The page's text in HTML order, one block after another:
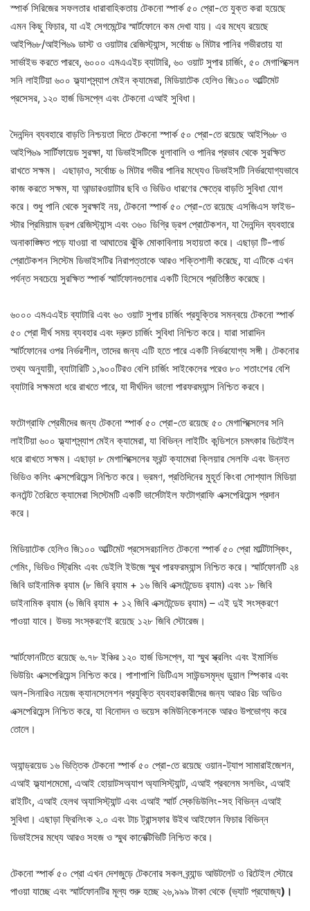
স্পার্ক সিরিজের সফলতার ধারাবাহিকতায় টেকনো স্পার্ক ৫০ প্রো-তে যুক্ত করা হয়েছে
এমন কিছু ফিচার, যা এই সেগমেন্টের স্মার্টফোনে কম দেখা যায়। এর মধ্যে রয়েছে
আইপি৬৮/আইপি৬৯ ডাস্ট ও ওয়াটার রেজিস্ট্যান্স, সর্বোচ্চ ৬ মিটার পানির গভীরতায় যা
সার্ভাইভ করতে পারবে, ৬০০০ এমএএইচ ব্যাটারি, ৬০ ওয়াট সুপার চার্জিং, ৫০ মেগাপিক্সেল
সনি লাইটিয়া ৬০০ ফ্ল্যাশস্ন্যাপ মেইন ক্যামেরা, মিডিয়াটেক হেলিও জি১০০ আল্টিমেট
প্রসেসর, ১২০ হার্জ ডিসপ্লে এবং টেকনো এআই সুবিধা।
দৈনন্দিন ব্যবহারে বাড়তি নিশ্চয়তা দিতে টেকনো স্পার্ক ৫০ প্রো-তে রয়েছে আইপি৬৮ ও
আইপি৬৯ সার্টিফায়েড সুরক্ষা, যা ডিভাইসটিকে ধুলাবালি ও পানির প্রভাব থেকে সুরক্ষিত
রাখতে সক্ষম। এছাড়াও, সর্বোচ্চ ৬ মিটার গভীর পানির মধ্যেও ডিভাইসটি নির্ভরযোগ্যভাবে
কাজ করতে সক্ষম, যা আন্ডারওয়াটার ছবি ও ভিডিও ধারণের ক্ষেত্রে বাড়তি সুবিধা যোগ
করে। শুধু পানি থেকে সুরক্ষাই নয়, টেকনো স্পার্ক ৫০ প্রো-তে রয়েছে এসজিএস ফাইভ-
স্টার প্রিমিয়াম ড্রপ রেজিস্ট্যান্স এবং ৩৬০ ডিগ্রি ড্রপ প্রোটেকশন, যা দৈনন্দিন ব্যবহারে
অনাকাঙ্ক্ষিত পড়ে যাওয়া বা আঘাতের ঝুঁকি মোকাবিলায় সহায়তা করে। এছাড়া টি-গার্ড
প্রোটেকশন সিস্টেম ডিভাইসটির নিরাপত্তাকে আরও শক্তিশালী করেছে, যা এটিকে এখন
পর্যন্ত সবচেয়ে সুরক্ষিত স্পার্ক স্মার্টফোনগুলোর একটি হিসেবে প্রতিষ্ঠিত করেছে।
৬০০০ এমএএইচ ব্যাটারি এবং ৬০ ওয়াট সুপার চার্জিং প্রযুক্তির সমন্বয়ে টেকনো স্পার্ক
৫০ প্রো দীর্ঘ সময় ব্যবহার এবং দ্রুত চার্জিং সুবিধা নিশ্চিত করে। যারা সারাদিন
স্মার্টফোনের ওপর নির্ভরশীল, তাদের জন্য এটি হতে পারে একটি নির্ভরযোগ্য সঙ্গী। টেকনোর
তথ্য অনুযায়ী, ব্যাটারিটি ১,৯০০টিরও বেশি চার্জিং সাইকেলের পরেও ৮০ শতাংশের বেশি
ব্যাটারি সক্ষমতা ধরে রাখতে পারে, যা দীর্ঘদিন ভালো পারফরম্যান্স নিশ্চিত করবে।
ফটোগ্রাফি প্রেমীদের জন্য টেকনো স্পার্ক ৫০ প্রো-তে রয়েছে ৫০ মেগাপিক্সেলের সনি
লাইটিয়া ৬০০ ফ্ল্যাশস্ন্যাপ মেইন ক্যামেরা, যা বিভিন্ন লাইটিং কন্ডিশনে চমৎকার ডিটেইল
ধরে রাখতে সক্ষম। এছাড়া ৮ মেগাপিক্সেলের ফ্রন্ট ক্যামেরা ক্লিয়ার সেলফি এবং উন্নত
ভিডিও কলিং এক্সপেরিয়েন্স নিশ্চিত করে। ভ্রমণ, প্রতিদিনের মুহূর্ত কিংবা সোশ্যাল মিডিয়া
কনটেন্ট তৈরিতে ক্যামেরা সিস্টেমটি একটি ভার্সেটাইল ফটোগ্রাফি এক্সপেরিয়েন্স প্রদান
করে।
মিডিয়াটেক হেলিও জি১০০ আল্টিমেট প্রসেসরচালিত টেকনো স্পার্ক ৫০ প্রো মাল্টিটাস্কিং,
গেমিং, ভিডিও স্ট্রিমিং এবং ডেইলি ইউজে স্মুথ পারফরম্যান্স নিশ্চিত করে। স্মার্টফোনটি ২৪
জিবি ডাইনামিক র‍্যাম (৮ জিবি র‍্যাম + ১৬ জিবি এক্সটেন্ডেড র‍্যাম) এবং ১৮ জিবি
ডাইনামিক র‍্যাম (৬ জিবি র‍্যাম + ১২ জিবি এক্সটেন্ডেড র‍্যাম) – এই দুই সংস্করণে
পাওয়া যাবে। উভয় সংস্করণেই রয়েছে ১২৮ জিবি স্টোরেজ।
স্মার্টফোনটিতে রয়েছে ৬.৭৮ ইঞ্চির ১২০ হার্জ ডিসপ্লে, যা স্মুথ স্ক্রলিং এবং ইমার্সিভ
ভিউয়িং এক্সপেরিয়েন্স নিশ্চিত করে। পাশাপাশি ডিটিএস সাউন্ডসমৃদ্ধ ডুয়াল স্পিকার এবং
অল-সিনারিও নয়েজ ক্যানসেলেশন প্রযুক্তি ব্যবহারকারীদের জন্য আরও রিচ অডিও
এক্সপেরিয়েন্স নিশ্চিত করে, যা বিনোদন ও ভয়েস কমিউনিকেশনকে আরও উপভোগ্য করে
তোলে।
অ্যান্ড্রয়েড ১৬ ভিত্তিক টেকনো স্পার্ক ৫০ প্রো-তে রয়েছে ওয়ান-ট্যাপ সামারাইজেশন,
এআই ফ্ল্যাশমেমো, এআই হোয়াটসঅ্যাপ অ্যাসিস্ট্যান্ট, এআই প্রবলেম সলভিং, এআই
রাইটিং, এআই হেলথ অ্যাসিস্ট্যান্ট এবং এআই স্মার্ট স্কেডিউলিং-সহ বিভিন্ন এআই
সুবিধা। এছাড়া ফ্রিলিংক ২.০ এবং টাচ ট্রান্সফার উইথ আইফোন ফিচার বিভিন্ন
ডিভাইসের মধ্যে আরও সহজ ও স্মুথ কানেক্টিভিটি নিশ্চিত করে।
টেকনো স্পার্ক ৫০ প্রো এখন দেশজুড়ে টেকনোর সকল ব্র্যান্ড আউটলেট ও রিটেইল স্টোরে
পাওয়া যাচ্ছে এবং স্মার্টফোনটির মূল্য শুরু হচ্ছে ২৬,৯৯৯ টাকা থেকে (ভ্যাট প্রযোজ্য)।